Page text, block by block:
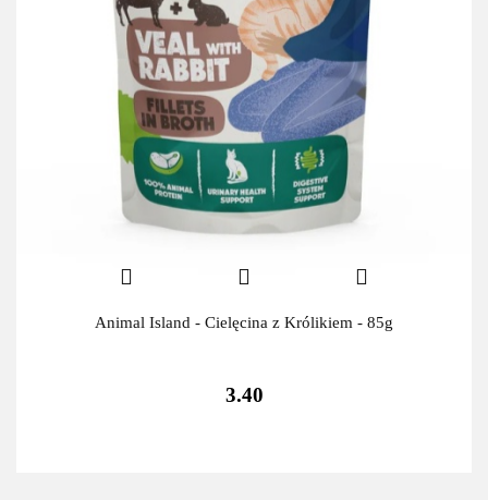
Animal Island - Cielęcina z Królikiem - 85g
3.40